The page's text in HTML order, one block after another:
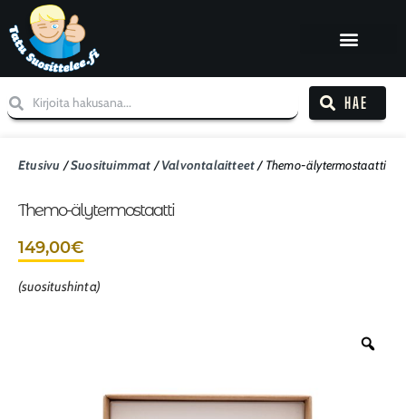
HAE
Etusivu /Suosituimmat /Valvontalaitteet/ Themo-älytermostaatti
Themo-älytermostaatti
149,00€
(suositushinta)